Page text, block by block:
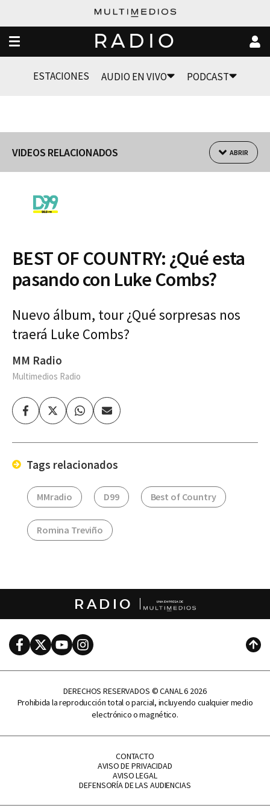
RADIO
ESTACIONES AUDIO EN VIVO PODCAST
VIDEOS RELACIONADOS ABRIR
BEST OF COUNTRY: ¿Qué esta
pasando con Luke Combs?
Nuevo álbum, tour ¿Qué sorpresas nos
traerá Luke Combs?
MM Radio
Multimedios Radio
FacebookTwitterWhatsapp
Enviar
por
Tags relacionados
MMradio D99 Best of Country
Romina Treviño
RADIO
FacebookTwitterYoutubeInstagram
DERECHOS RESERVADOS © CANAL 6 2026
Prohibida la reproducción total o parcial, incluyendo cualquier medio
electrónico o magnético.
CONTACTO
AVISO DE PRIVACIDAD
AVISO LEGAL
DEFENSORÍA DE LAS AUDIENCIAS